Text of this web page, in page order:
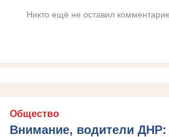
Никто ещё не оставил
Общество
Внимание, водители ДНР: